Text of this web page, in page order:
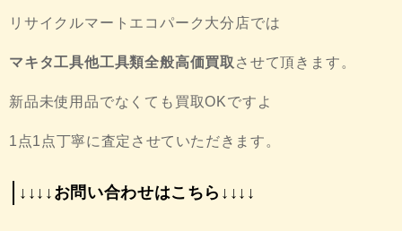
リサイクルマートエコパーク大分店では
マキタ工具他工具類全般高価買取 させて頂きます。
新品未使用品でなくても買取OKですよ
1点1点丁寧に査定させていただきます。
↓↓↓↓お問い合わせはこちら↓↓↓↓